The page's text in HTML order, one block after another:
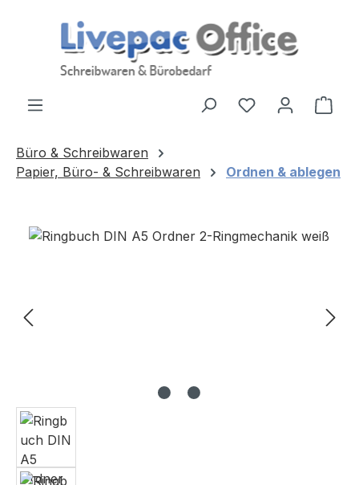
Zum Hauptinhalt springen
Büro & Schreibwaren
Papier, Büro- & Schreibwaren
Ordnen & ablegen
Bildergalerie überspringen